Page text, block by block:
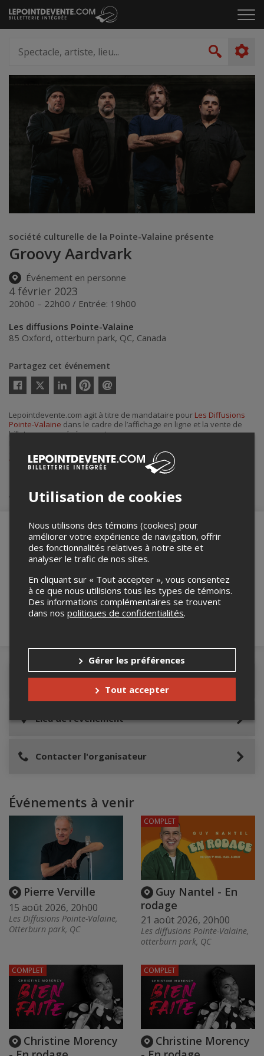
Passer
au
le
artiste,
lieu...
société culturelle de la Pointe-Valaine présente
Groovy Aardvark
Événement en personne
4 février 2023
20h00 – 22h00 / Entrée: 19h00
Les diffusions Pointe-Valaine
85 Oxford, otterburn park, QC, Canada
Partagez cet événement
Twitter
courriel
Lepointdevente.com agit à titre de mandataire pour Les Diffusions
Pointe-Valaine dans le cadre de l’affichage en ligne et la vente de
billets pour ses événements.
contacter l’organisateur de l’événement, Les Diffusions Pointe-
Valaine, àadjointe@pointevalaine.ca.
Achat de billets
Merci de confirmer que vous n'êtes pas un
Détails de l'événement
Lieu de l'événement
Contacter l'organisateur
Événements à venir
Pierre Verville
15 août 2026, 20h00
Les Diffusions Pointe-Valaine,
Otterburn park, QC
Guy Nantel - En
rodage
21 août 2026, 20h00
Les diffusions Pointe-Valaine,
otterburn park, QC
COMPLET
Christine Morency
COMPLET
Christine Morency
COMPLET
Utilisation de cookies
Nous utilisons des témoins (cookies) pour
améliorer votre expérience de navigation, offrir
des fonctionnalités relatives à notre site et
analyser le trafic de nos sites.
En cliquant sur « Tout accepter », vous consentez
à ce que nous utilisions tous les types de témoins.
Des informations complémentaires se trouvent
dans nos politiques de confidentialités.
Gérer les préférences
Tout accepter